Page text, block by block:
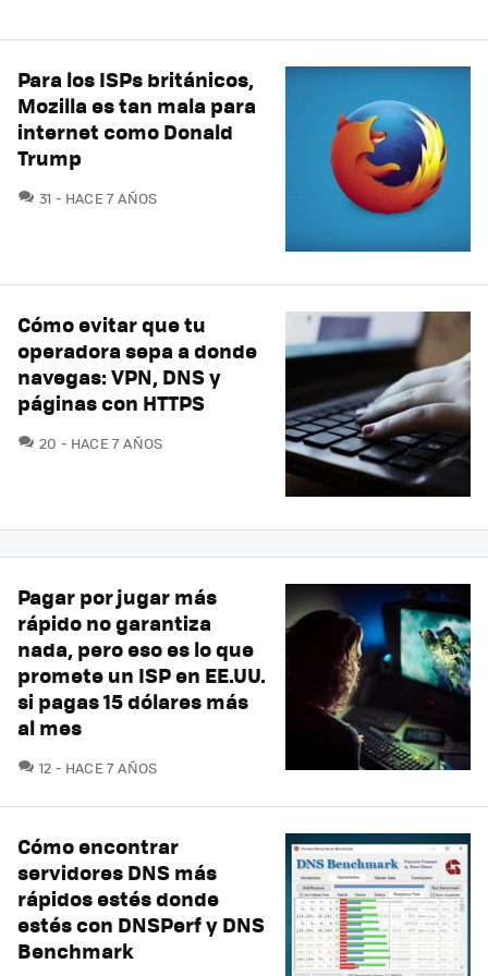
Para los ISPs británicos,
Mozilla es tan mala para
internet como Donald
Trump
31 COMENTARIOS
HACE 7 AÑOS
Cómo evitar que tu
operadora sepa a donde
navegas: VPN, DNS y
páginas con HTTPS
20 COMENTARIOS
HACE 7 AÑOS
Pagar por jugar más
rápido no garantiza
nada, pero eso es lo que
promete un ISP en EE.UU.
si pagas 15 dólares más
al mes
12 COMENTARIOS
HACE 7 AÑOS
Cómo encontrar
servidores DNS más
rápidos estés donde
estés con DNSPerf y DNS
Benchmark